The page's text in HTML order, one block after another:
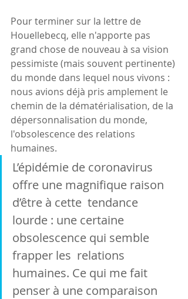
Pour terminer sur la lettre de
Houellebecq, elle n'apporte pas
grand chose de nouveau à sa vision
pessimiste (mais souvent pertinente)
du monde dans lequel nous vivons :
nous avions déjà pris amplement le
chemin de la dématérialisation, de la
dépersonnalisation du monde,
l'obsolescence des relations
humaines.
L’épidémie de coronavirus
offre une magni­fique raison
d’être à cette  tendance
lourde : une certaine
obsolescence qui semble
frapper les  relations
humaines. Ce qui me fait
penser à une comparaison